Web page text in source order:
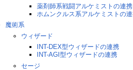
薬剤師系戦闘アルケミストの連携
ホムンクルス系アルケミストの
魔術系
ウィザード
INT-DEX型ウィザードの連携
INT-AGI型ウィザードの連携
セージ